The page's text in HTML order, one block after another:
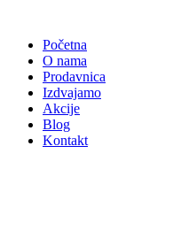
sadržajPočetna
O nama
Prodavnica
Izdvajamo
Akcije
Blog
Kontakt